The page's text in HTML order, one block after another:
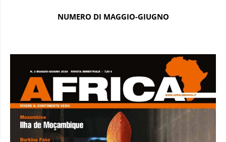
NUMERO DI MAGGIO-GIUGNO